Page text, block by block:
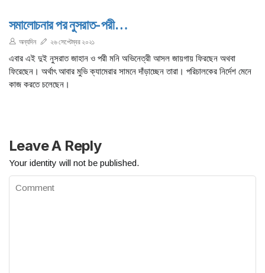
সমালোচনার পর নুসরাত-পরী…
অন্যদিন ২৬ সেপ্টেম্বর ২০২১
এবার এই দুই নুসরাত জাহান ও পরী মনি অভিনেত্রী আসল জায়গায় ফিরছেন অথবা
ফিরেছেন। অর্থাৎ আবার মুভি ক্যামেরার সামনে দাঁড়াচ্ছেন তারা। পরিচালকের নির্দেশ মেনে
কাজ করতে চলেছেন।
Leave A Reply
Your identity will not be published.